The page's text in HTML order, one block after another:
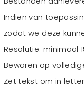
Indien van
zodat we deze
Resolutie: minimaal
Bewaren op
Zet tekst om in